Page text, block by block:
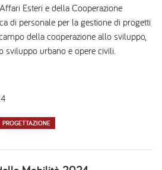
Esteri e della Cooperazione
di personale per la gestione di progetti
della cooperazione allo sviluppo,
urbano e opere civili.
PROGETTAZIONE